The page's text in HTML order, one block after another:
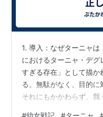
1. 導入：なぜターニャ
におけるターニャ・デ
すぎる存在」として描
る。無駄がなく、目的に
それにもかかわらず、我
#幼女戦記 #ターニャ